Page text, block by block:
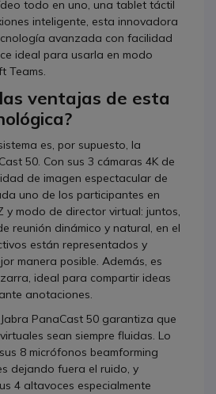
todo en uno, una tablet táctil
inteligente, esta innovadora
avanzada con facilidad
ideal para usarla en modo
Teams.
ventajas de esta
es, por supuesto, la
50. Con sus 3 cámaras 4K de
de imagen espectacular de
uno de los participantes en
y modo de director virtual: juntos,
reunión dinámico y natural, en el
están representados y
manera posible. Además, es
ideal para compartir ideas
anotaciones.
PanaCast 50 garantiza que
sean siempre fluidas. Lo
8 micrófonos beamforming
dejando fuera el ruido, y
4 altavoces especialmente